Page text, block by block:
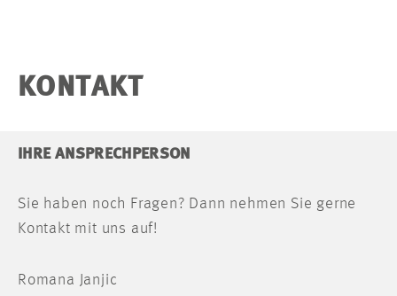
KONTAKT
IHRE ANSPRECHPERSON
Sie haben noch Fragen? Dann nehmen Sie gerne
Kontakt mit uns auf!
Romana Janjic